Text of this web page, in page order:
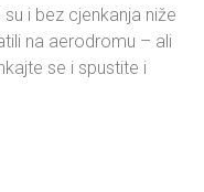
i bez cjenkanja niže
na aerodromu – ali
se i spustite i